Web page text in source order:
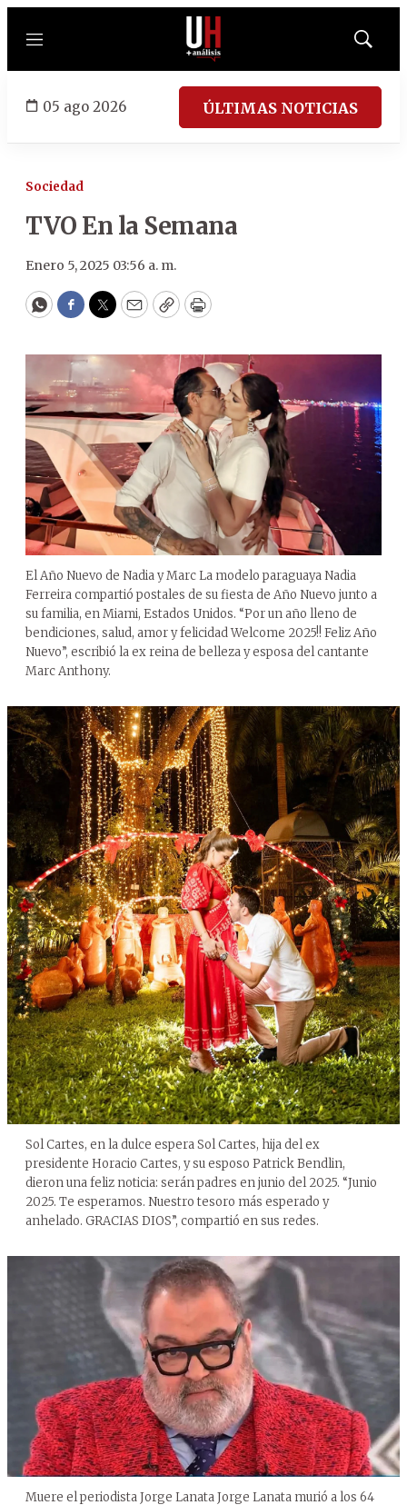
Menú
Mostrar
05 ago 2026 ÚLTIMAS NOTICIAS
Sociedad
TVO En la Semana
Enero 5, 2025 03:56 a. m.
WhatsApp
Facebook
Twitter
EmailCopyPrint
El Año Nuevo de Nadia y Marc La modelo paraguaya Nadia
Ferreira compartió postales de su fiesta de Año Nuevo junto a
su familia, en Miami, Estados Unidos. “Por un año lleno de
bendiciones, salud, amor y felicidad Welcome 2025!! Feliz Año
Nuevo”, escribió la ex reina de belleza y esposa del cantante
Marc Anthony.
Sol Cartes, en la dulce espera Sol Cartes, hija del ex
presidente Horacio Cartes, y su esposo Patrick Bendlin,
dieron una feliz noticia: serán padres en junio del 2025. “Junio
2025. Te esperamos. Nuestro tesoro más esperado y
anhelado. GRACIAS DIOS”, compartió en sus redes.
Muere el periodista Jorge Lanata Jorge Lanata murió a los 64